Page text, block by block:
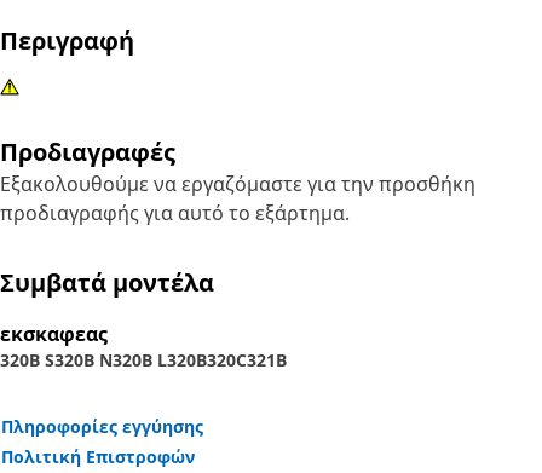
Περιγραφή
Προδιαγραφές
Εξακολουθούμε να εργαζόμαστε για την προσθήκη
προδιαγραφής για αυτό το εξάρτημα.
Συμβατά μοντέλα
εκσκαφεας
320B S320B N320B L320B320C321B
Πληροφορίες εγγύησης
Πολιτική Επιστροφών